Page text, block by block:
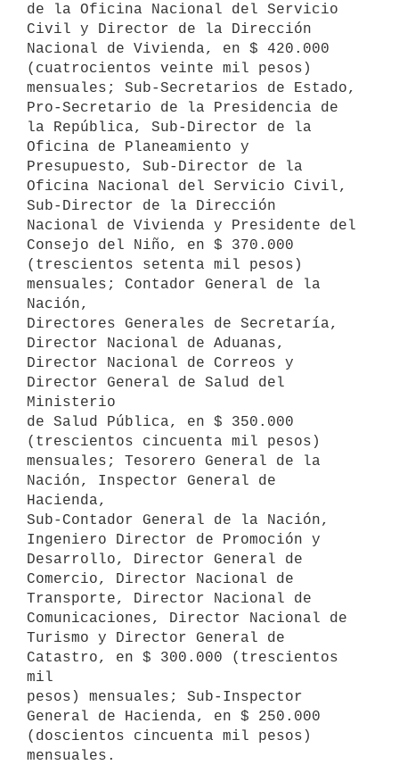
de la Oficina Nacional del Servicio
Civil y Director de la Dirección
Nacional de Vivienda, en $ 420.000
(cuatrocientos veinte mil pesos)
mensuales; Sub-Secretarios de Estado,
Pro-Secretario de la Presidencia de
la República, Sub-Director de la
Oficina de Planeamiento y
Presupuesto, Sub-Director de la
Oficina Nacional del Servicio Civil,
Sub-Director de la Dirección
Nacional de Vivienda y Presidente del
Consejo del Niño, en $ 370.000
(trescientos setenta mil pesos)
mensuales; Contador General de la
Nación,
Directores Generales de Secretaría,
Director Nacional de Aduanas,
Director Nacional de Correos y
Director General de Salud del
Ministerio
de Salud Pública, en $ 350.000
(trescientos cincuenta mil pesos)
mensuales; Tesorero General de la
Nación, Inspector General de
Hacienda,
Sub-Contador General de la Nación,
Ingeniero Director de Promoción y
Desarrollo, Director General de
Comercio, Director Nacional de
Transporte, Director Nacional de
Comunicaciones, Director Nacional de
Turismo y Director General de
Catastro, en $ 300.000 (trescientos
mil
pesos) mensuales; Sub-Inspector
General de Hacienda, en $ 250.000
(doscientos cincuenta mil pesos)
mensuales.